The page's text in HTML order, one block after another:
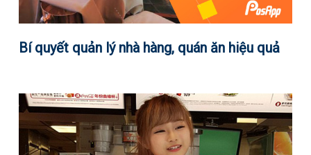
Bí quyết quản lý nhà hàng, quán ăn hiệu quả